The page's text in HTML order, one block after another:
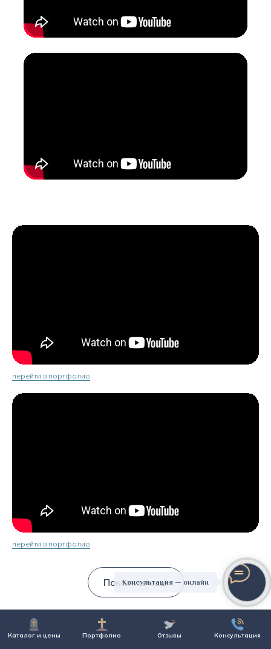
Каталог и цены Портфолио Отзывы Консультация
Консультация — онлайн
перейти в портфолио
перейти в портфолио
Показать ещё